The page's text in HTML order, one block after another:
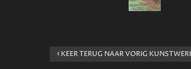
KEER TERUG NAAR VORIG